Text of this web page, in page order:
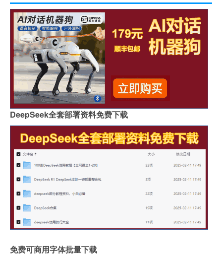
DeepSeek全套部署资料免费下载
免费可商用字体批量下载